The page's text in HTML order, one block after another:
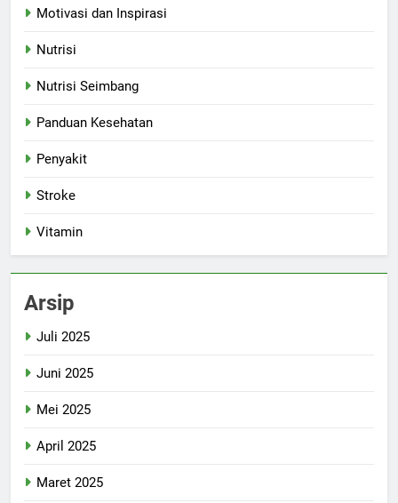
Motivasi dan Inspirasi
Nutrisi
Nutrisi Seimbang
Panduan Kesehatan
Penyakit
Stroke
Vitamin
Arsip
Juli 2025
Juni 2025
Mei 2025
April 2025
Maret 2025